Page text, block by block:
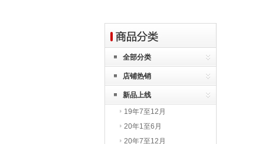
全部分类
店铺热销
新品上线
19年7至12月
20年1至6月
20年7至12月